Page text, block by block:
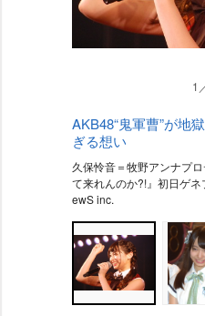
1
AKB48“鬼軍曹”が地
ぎる想い
久保怜音＝牧野アンナプ
て来れんのか?!』初日ゲ
ewS inc.